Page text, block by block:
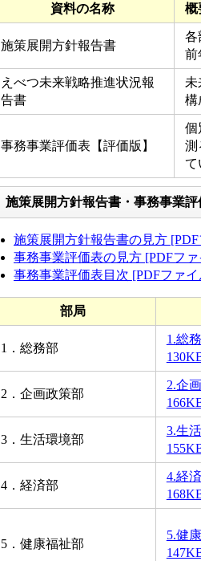
資料の名称 概
施策展開方針報告書
各
前
えべつ未来戦略推進状況報
告書
未
構
事務事業評価表【評価版】
個
測
て
施策展開方針報告書・事務事業評
施策展開方針報告書の見方
事務事業評価表の見方 [PDFフ
事務事業評価表目次 [PDFファ
部局
1．総務部
1.総
2．企画政策部
2.企
3．生活環境部
3.生
4．経済部
4.経
5．健康福祉部
5.健